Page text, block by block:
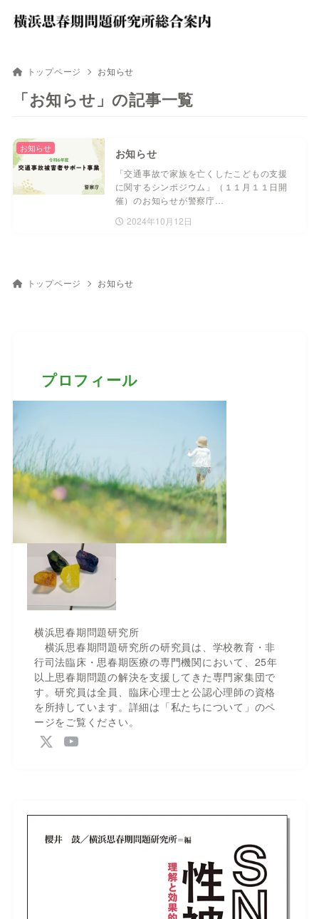
トップページ お知らせ
「お知らせ」の記事一覧
お知らせ
「交通事故で家族を亡くしたこどもの支援
に関するシンポジウム」（１１月１１日開
催）のお知らせが警察庁…
2024年10月12日
お知らせ
トップページ お知らせ
プロフィール
横浜思春期問題研究所
横浜思春期問題研究所の研究員は、学校教育・非
行司法臨床・思春期医療の専門機関において、25年
以上思春期問題の解決を支援してきた専門家集団で
す。研究員は全員、臨床心理士と公認心理師の資格
を所持しています。詳細は「私たちについて」のペ
ージをご覧ください。